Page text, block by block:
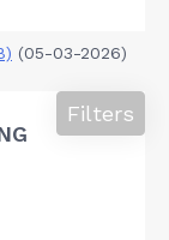
(05-03-2026)
Filters